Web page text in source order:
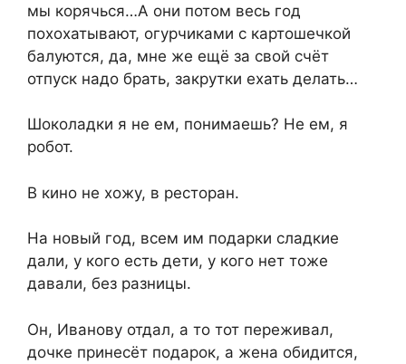
мы корячься…А они потом весь год
похохатывают, огурчиками с картошечкой
балуются, да, мне же ещё за свой счёт
отпуск надо брать, закрутки ехать делать…
Шоколадки я не ем, понимаешь? Не ем, я
робот.
В кино не хожу, в ресторан.
На новый год, всем им подарки сладкие
дали, у кого есть дети, у кого нет тоже
давали, без разницы.
Он, Иванову отдал, а то тот переживал,
дочке принесёт подарок, а жена обидится,